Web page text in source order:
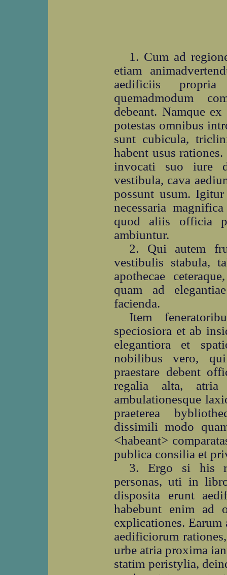
1. Cum ad
etiam
aedificiis
quemadmodum
debeant. Namque
potestas omnibus
sunt cubicula,
habent usus
invocati suo iure
vestibula, cava
possunt usum.
necessaria
quod aliis officia
ambiuntur.
2. Qui autem
vestibulis stabula,
apothecae
quam ad
facienda.
Item
speciosiora et ab
elegantiora et
nobilibus vero, qui
praestare debent
regalia alta, atria
ambulationesque
praeterea
dissimili modo
<habeant>
publica consilia et
3. Ergo si his
personas, uti in
disposita erunt
habebunt enim ad
explicationes.
aedificiorum
urbe atria proxima
statim peristylia,